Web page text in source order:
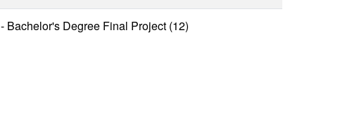
- Bachelor's Degree Final Project (12)